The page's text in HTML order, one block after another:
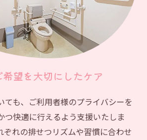
望を大切にしたケア
ても、ご利用者様のプライバシーを
つ快適に行えるよう支援いたしま
ぞれの排せつリズムや習慣に合わせ